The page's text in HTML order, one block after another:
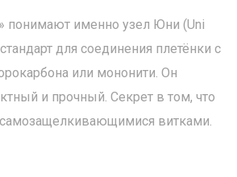
понимают именно узел Юни (Uni
для соединения плетёнки с
или мононити. Он
и прочный. Секрет в том, что
самозащелкивающимися витками.